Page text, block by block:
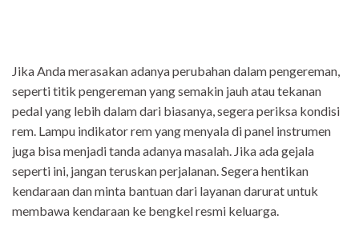
Jika Anda merasakan adanya perubahan dalam pengereman,
seperti titik pengereman yang semakin jauh atau tekanan
pedal yang lebih dalam dari biasanya, segera periksa kondisi
rem. Lampu indikator rem yang menyala di panel instrumen
juga bisa menjadi tanda adanya masalah. Jika ada gejala
seperti ini, jangan teruskan perjalanan. Segera hentikan
kendaraan dan minta bantuan dari layanan darurat untuk
membawa kendaraan ke bengkel resmi keluarga.